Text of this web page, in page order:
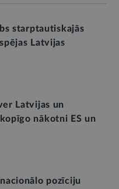
starptautiskajās
Latvijas
Latvijas un
nākotni ES un
pozīciju